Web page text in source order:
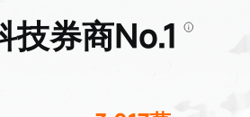
技券商No.1